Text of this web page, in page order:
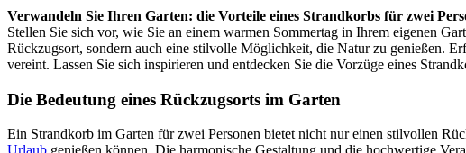
Verwandeln Sie Ihren Garten: die Vorteile eines Strandkorbs für zwei
Stellen Sie sich vor, wie Sie an einem warmen Sommertag in Ihrem eigenen
Rückzugsort, sondern auch eine stilvolle Möglichkeit, die Natur zu genießen.
vereint. Lassen Sie sich inspirieren und entdecken Sie die Vorzüge eines
Die Bedeutung eines Rückzugsorts im Garten
Ein Strandkorb im Garten für zwei Personen bietet nicht nur einen stilvollen